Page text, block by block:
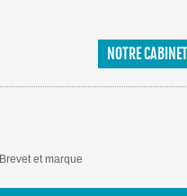
NOTRE CABINET
Brevet et marque